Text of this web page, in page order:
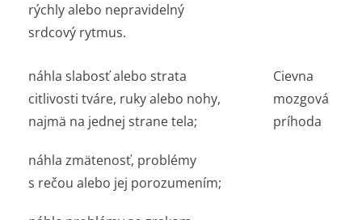
rýchly alebo nepravidelný
srdcový rytmus.
náhla slabosť alebo strata
citlivosti tváre, ruky alebo nohy,
najmä na jednej strane tela;
náhla zmätenosť, problémy
s rečou alebo jej porozumením;
Cievna
mozgová
príhoda